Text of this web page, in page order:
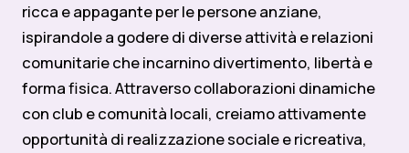
ricca e appagante per le persone anziane,
ispirandole a godere di diverse attività e relazioni
comunitarie che incarnino divertimento, libertà e
forma fisica. Attraverso collaborazioni dinamiche
con club e comunità locali, creiamo attivamente
opportunità di realizzazione sociale e ricreativa,